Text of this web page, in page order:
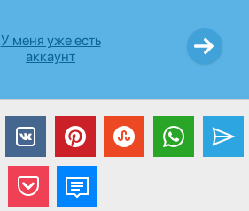
У меня уже есть
аккаунт